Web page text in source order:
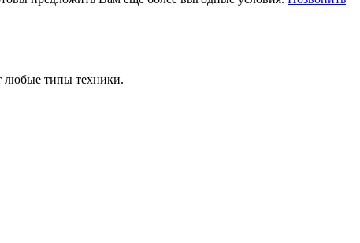
любые типы техники.